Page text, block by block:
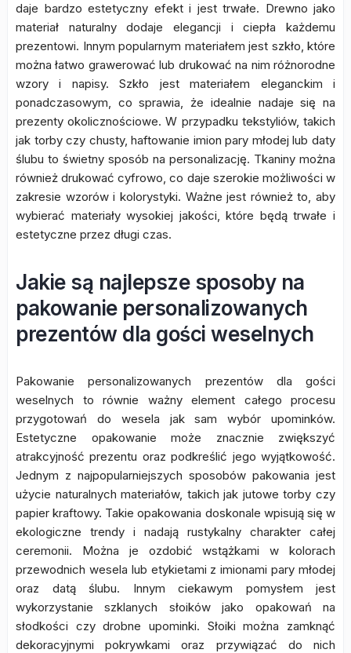
daje bardzo estetyczny efekt i jest trwałe. Drewno jako
materiał naturalny dodaje elegancji i ciepła każdemu
prezentowi. Innym popularnym materiałem jest szkło, które
można łatwo grawerować lub drukować na nim różnorodne
wzory i napisy. Szkło jest materiałem eleganckim i
ponadczasowym, co sprawia, że idealnie nadaje się na
prezenty okolicznościowe. W przypadku tekstyliów, takich
jak torby czy chusty, haftowanie imion pary młodej lub daty
ślubu to świetny sposób na personalizację. Tkaniny można
również drukować cyfrowo, co daje szerokie możliwości w
zakresie wzorów i kolorystyki. Ważne jest również to, aby
wybierać materiały wysokiej jakości, które będą trwałe i
estetyczne przez długi czas.
Jakie są najlepsze sposoby na
pakowanie personalizowanych
prezentów dla gości weselnych
Pakowanie personalizowanych prezentów dla gości
weselnych to równie ważny element całego procesu
przygotowań do wesela jak sam wybór upominków.
Estetyczne opakowanie może znacznie zwiększyć
atrakcyjność prezentu oraz podkreślić jego wyjątkowość.
Jednym z najpopularniejszych sposobów pakowania jest
użycie naturalnych materiałów, takich jak jutowe torby czy
papier kraftowy. Takie opakowania doskonale wpisują się w
ekologiczne trendy i nadają rustykalny charakter całej
ceremonii. Można je ozdobić wstążkami w kolorach
przewodnich wesela lub etykietami z imionami pary młodej
oraz datą ślubu. Innym ciekawym pomysłem jest
wykorzystanie szklanych słoików jako opakowań na
słodkości czy drobne upominki. Słoiki można zamknąć
dekoracyjnymi pokrywkami oraz przywiązać do nich